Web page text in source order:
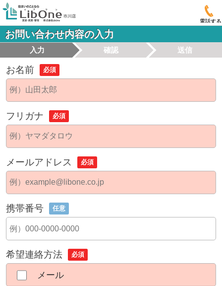
電話する
お問い合わせ内容の入力
入力 確認 送信
お名前 必須
フリガナ 必須
メールアドレス 必須
携帯番号 任意
希望連絡方法 必須
メール